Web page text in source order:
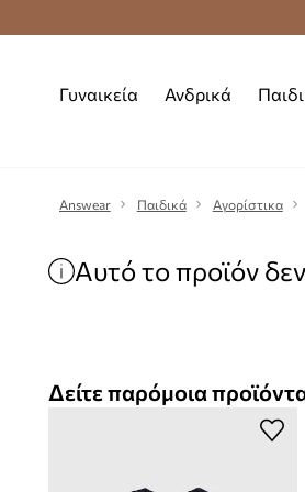
Γυναικεία Ανδρικά
Answear Παιδικά Αγορίστικα
Αυτό το προϊόν
Δείτε παρόμοια